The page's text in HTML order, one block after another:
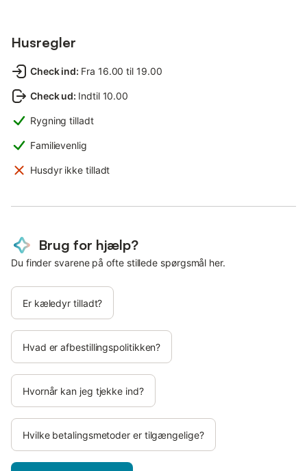
Husregler
Check ind: Fra 16.00 til 19.00
Check ud: Indtil 10.00
Rygning tilladt
Familievenlig
Husdyr ikke tilladt
Brug for hjælp?
Du finder svarene på ofte stillede spørgsmål her.
Er kæledyr tilladt?
Hvad er afbestillingspolitikken?
Hvornår kan jeg tjekke ind?
Hvilke betalingsmetoder er tilgængelige?